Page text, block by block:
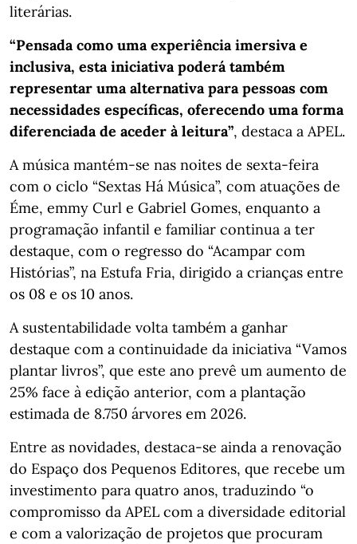
literárias.
“Pensada como uma experiência imersiva e
inclusiva, esta iniciativa poderá também
representar uma alternativa para pessoas com
necessidades específicas, oferecendo uma forma
diferenciada de aceder à leitura”, destaca a APEL.
A música mantém-se nas noites de sexta-feira
com o ciclo “Sextas Há Música”, com atuações de
Éme, emmy Curl e Gabriel Gomes, enquanto a
programação infantil e familiar continua a ter
destaque, com o regresso do “Acampar com
Histórias”, na Estufa Fria, dirigido a crianças entre
os 08 e os 10 anos.
A sustentabilidade volta também a ganhar
destaque com a continuidade da iniciativa “Vamos
plantar livros”, que este ano prevê um aumento de
25% face à edição anterior, com a plantação
estimada de 8.750 árvores em 2026.
Entre as novidades, destaca-se ainda a renovação
do Espaço dos Pequenos Editores, que recebe um
investimento para quatro anos, traduzindo “o
compromisso da APEL com a diversidade editorial
e com a valorização de projetos que procuram